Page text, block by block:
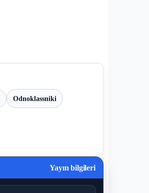
Odnoklassniki
Yayın bilgileri